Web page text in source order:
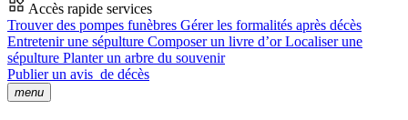
Accès rapide services
Trouver des pompes funèbres Gérer les formalités après décès
Entretenir une sépulture Composer un livre d’orLocaliser une
sépulture Planter un arbre du souvenir
Publier un avis de décès
menu